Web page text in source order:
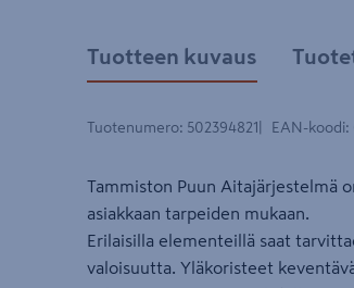
Tuotteen kuvaus
Tuotenumero: 502394821 EAN-koodi:
Tammiston Puun Aitajärjestelmä
asiakkaan tarpeiden mukaan.
Erilaisilla elementeillä saat
valoisuutta. Yläkoristeet